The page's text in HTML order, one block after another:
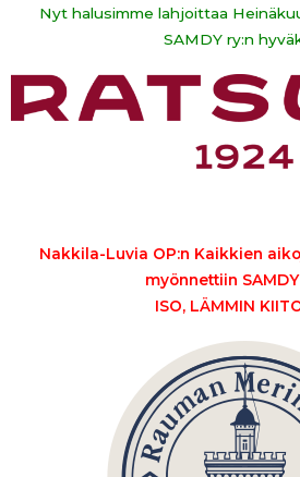
Nyt halusimme lahjoittaa
SAMDY ry:n
Nakkila-Luvia OP:n Kaikkien
myönnettiin
ISO, LÄMMIN